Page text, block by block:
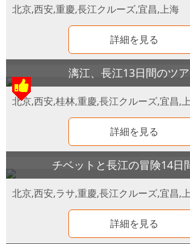
北京,西安,重慶,長江クルーズ,宜昌,上海
詳細を見る
漓江、長江13日間のツ
北京,西安,桂林,重慶,長江クルーズ,宜昌,
詳細を見る
チベットと長江の冒険14日
北京,西安,ラサ,重慶,長江クルーズ,宜昌,
詳細を見る